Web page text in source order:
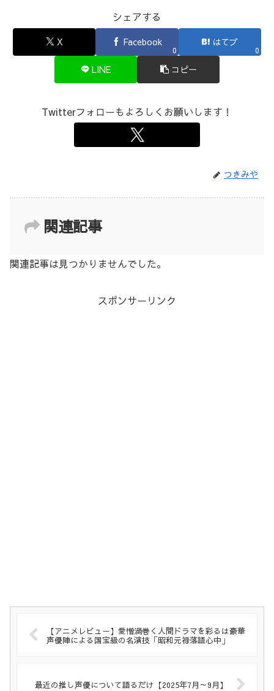
シェアする
X Facebook
0
はてブ
0
LINE コピー
Twitterフォローもよろしくお願いします！
つきみや
関連記事
関連記事は見つかりませんでした。
スポンサーリンク
【アニメレビュー】愛憎渦巻く人間ドラマを彩るは豪華
声優陣による国宝級の名演技「昭和元禄落語心中」
最近の推し声優について語るだけ【2025年7月～9月】